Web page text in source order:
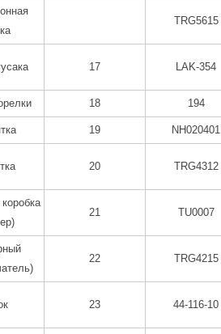
TRG5615
17 LAK-354
18 194
19 NH020401
20 TRG4312
21 TU0007
22 TRG4215
23 44-116-10